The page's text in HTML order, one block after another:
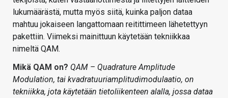
lukumäärästä, mutta myös siitä, kuinka paljon dataa
mahtuu jokaiseen langattomaan reitittimeen lähetettyyn
pakettiin. Viimeksi mainittuun käytetään tekniikkaa
nimeltä QAM.
Mikä QAM on? QAM – Quadrature Amplitude
Modulation, tai kvadratuuriamplitudimodulaatio, on
tekniikka, jota käytetään tietoliikenteen alalla, jossa dataa